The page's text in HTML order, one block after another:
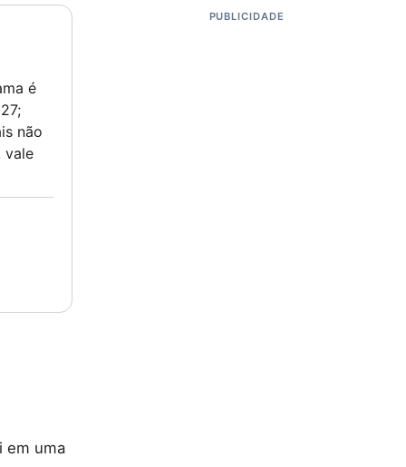
é
não
vale
em uma
PUBLICIDADE